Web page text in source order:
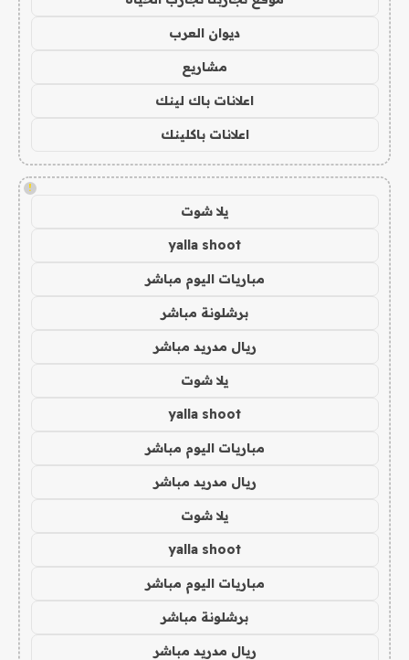
ديوان العرب
مشاريع
اعلانات باك لينك
اعلانات باكلينك
!
يلا شوت
yalla shoot
مباريات اليوم مباشر
برشلونة مباشر
ريال مدريد مباشر
يلا شوت
yalla shoot
مباريات اليوم مباشر
ريال مدريد مباشر
يلا شوت
yalla shoot
مباريات اليوم مباشر
برشلونة مباشر
ريال مدريد مباشر